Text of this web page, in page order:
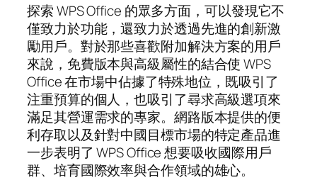
探索 WPS Office 的眾多方面，可以發現它不
僅致力於功能，還致力於透過先進的創新激
勵用戶。對於那些喜歡附加解決方案的用戶
來說，免費版本與高級屬性的結合使 WPS
Office 在市場中佔據了特殊地位，既吸引了
注重預算的個人，也吸引了尋求高級選項來
滿足其營運需求的專家。網路版本提供的便
利存取以及針對中國目標市場的特定產品進
一步表明了 WPS Office 想要吸收國際用戶
群、培育國際效率與合作領域的雄心。